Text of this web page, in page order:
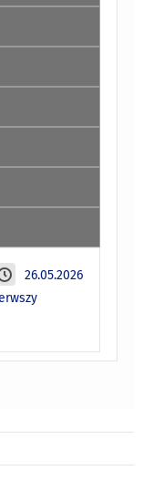
26.05.2026